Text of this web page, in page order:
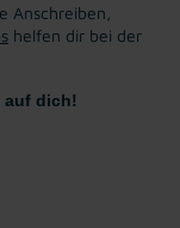
Anschreiben,
helfen dir bei der
auf dich!